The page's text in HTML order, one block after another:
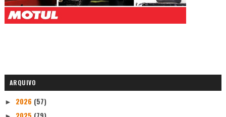
ARQUIVO
► 2026 (57)